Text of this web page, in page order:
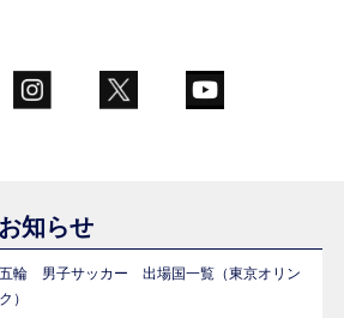
知らせ
輪 男子サッカー 出場国一覧（東京オリン
）